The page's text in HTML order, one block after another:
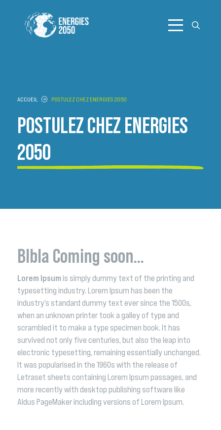
contenu
ACCUEIL POSTULEZ CHEZ ENERGIES 2050
POSTULEZ CHEZ ENERGIES
2050
Blbla Coming soon…
Lorem Ipsum is simply dummy text of the printing and
typesetting industry. Lorem Ipsum has been the
industry’s standard dummy text ever since the 1500s,
when an unknown printer took a galley of type and
scrambled it to make a type specimen book. It has
survived not only five centuries, but also the leap into
electronic typesetting, remaining essentially unchanged.
It was popularised in the 1960s with the release of
Letraset sheets containing Lorem Ipsum passages, and
more recently with desktop publishing software like
Aldus PageMaker including versions of Lorem Ipsum.